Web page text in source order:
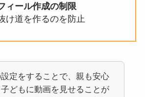
ィール作成の制限
け道を作るのを防止
設定をすることで、親も安心
子どもに動画を見せることが